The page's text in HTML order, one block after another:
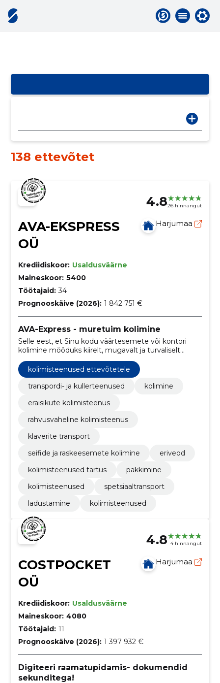
138 ettevõtet
4.826 hinnangut
AVA-EKSPRESS
OÜ
Harjumaa
Krediidiskoor: Usaldusväärne
Maineskoor: 5400
Töötajaid: 34
Prognooskäive (2026): 1 842 751 €
AVA-Express - muretuim kolimine
Selle eest, et Sinu kodu väärtesemete või kontori
kolimine mööduks kiirelt, mugavalt ja turvaliselt
hoolitsevad väljaõppinud kolimisspetsialistid.
kolimisteenused ettevõtetele
transpordi- ja kullerteenused
kolimine
eraisikute kolimisteenus
rahvusvaheline kolimisteenus
klaverite transport
seifide ja raskeesemete kolimine
eriveod
kolimisteenused tartus
pakkimine
kolimisteenused
spetsiaaltransport
ladustamine
kolimisteenused
4.8 4 hinnangut
COSTPOCKET
OÜ
Harjumaa
Krediidiskoor: Usaldusväärne
Maineskoor: 4080
Töötajaid: 11
Prognooskäive (2026): 1 397 932 €
Digiteeri raamatupidamis- dokumendid
sekunditega!